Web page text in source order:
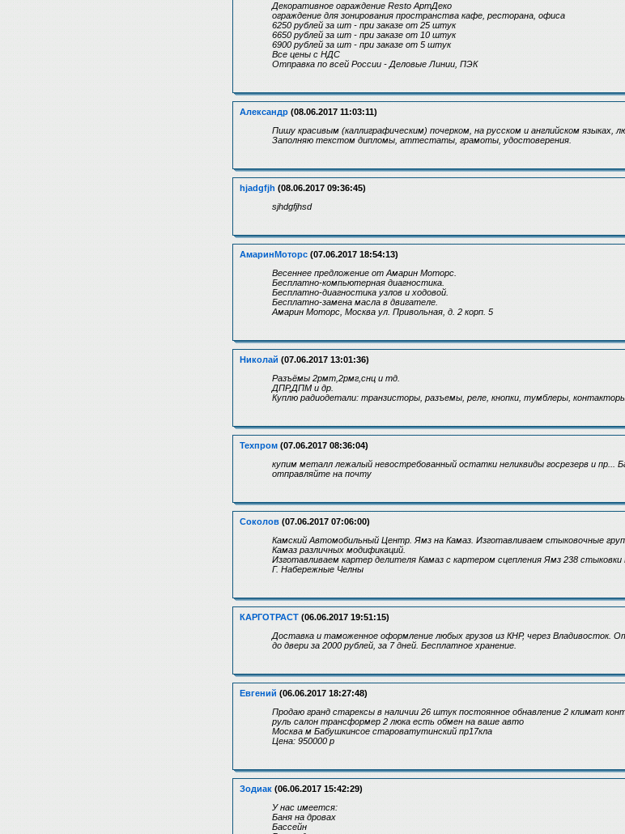
Декоративное ограждение Resto АртДеко
ограждение для зонирования пространства кафе, ресторана, офиса
6250 рублей за шт - при заказе от 25 штук
6650 рублей за шт - при заказе от 10 штук
6900 рублей за шт - при заказе от 5 штук
Все цены с НДС
Отправка по всей России - Деловые Линии, ПЭК
Александр (08.06.2017 11:03:11)
Пишу красивым (каллиграфическим) почерком, на русском и английском языках,
Заполняю текстом дипломы, аттестаты, грамоты, удостоверения.
hjadgfjh (08.06.2017 09:36:45)
sjhdgfjhsd
АмаринМоторс (07.06.2017 18:54:13)
Весеннее предложение от Амарин Моторс.
Бесплатно-компьютерная диагностика.
Бесплатно-диагностика узлов и ходовой.
Бесплатно-замена масла в двигателе.
Амарин Моторс, Москва ул. Привольная, д. 2 корп. 5
Николай (07.06.2017 13:01:36)
Разъёмы 2рмт,2рмг,снц и тд.
ДПР,ДПМ и др.
Куплю радиодетали: транзисторы, разъемы, реле, кнопки, тумблеры,
Техпром (07.06.2017 08:36:04)
купим металл лежалый невостребованный остатки неликвиды госрезерв и пр...
отправляйте на почту
Соколов (07.06.2017 07:06:00)
Камский Автомобильный Центр. Ямз на Камаз. Изготавливаем стыковочные
Камаз различных модификаций.
Изготавливаем картер делителя Камаз с картером сцепления Ямз 238
Г. Набережные Челны
КАРГОТРАСТ (06.06.2017 19:51:15)
Доставка и таможенное оформление любых грузов из КНР, через Владивосток.
до двери за 2000 рублей, за 7 дней. Бесплатное хранение.
Евгений (06.06.2017 18:27:48)
Продаю гранд старексы в наличии 26 штук постоянное обнавление 2 климат
руль салон трансформер 2 люка есть обмен на ваше авто
Москва м Бабушкинсое староватутинский пр17кла
Цена: 950000 р
Зодиак (06.06.2017 15:42:29)
У нас имеется:
Баня на дровах
Бассейн